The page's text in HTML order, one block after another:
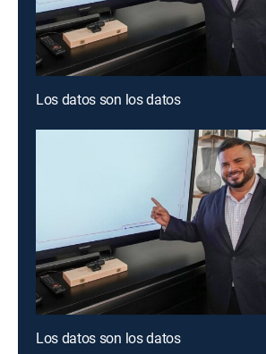
Los datos son los datos
Los datos son los datos